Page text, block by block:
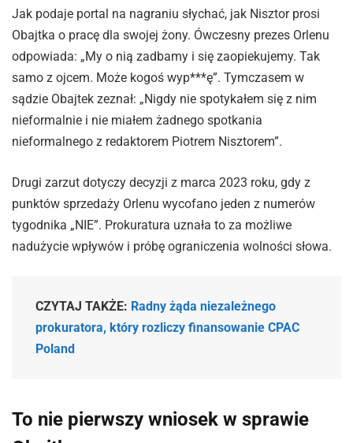
Jak podaje portal na nagraniu słychać, jak Nisztor prosi
Obajtka o pracę dla swojej żony. Ówczesny prezes Orlenu
odpowiada: „My o nią zadbamy i się zaopiekujemy. Tak
samo z ojcem. Może kogoś wyp***ę”. Tymczasem w
sądzie Obajtek zeznał: „Nigdy nie spotykałem się z nim
nieformalnie i nie miałem żadnego spotkania
nieformalnego z redaktorem Piotrem Nisztorem”.
Drugi zarzut dotyczy decyzji z marca 2023 roku, gdy z
punktów sprzedaży Orlenu wycofano jeden z numerów
tygodnika „NIE”. Prokuratura uznała to za możliwe
nadużycie wpływów i próbę ograniczenia wolności słowa.
CZYTAJ TAKŻE: Radny żąda niezależnego
prokuratora, który rozliczy finansowanie CPAC
Poland
To nie pierwszy wniosek w sprawie